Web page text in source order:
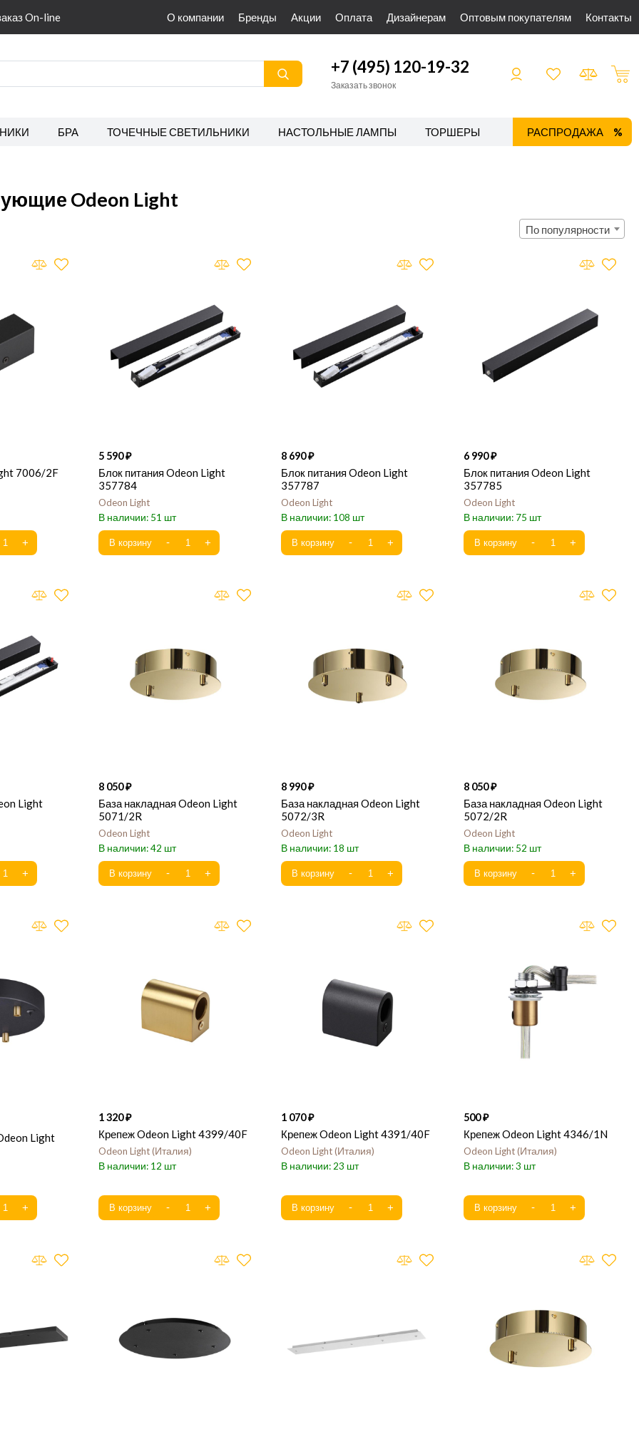
On-line О компании Бренды Акции Оплата Дизайнерам Оптовым покупателям Контакты
+7 (495) 120-19-32
Заказать звонок
БРА ТОЧЕЧНЫЕ СВЕТИЛЬНИКИ НАСТОЛЬНЫЕ ЛАМПЫ ТОРШЕРЫ ТРЕКОВЫЕ СИСТЕМЫ
РАСПРОДАЖА
Odeon Light
По популярности
7006/2F
5 590
Блок питания Odeon Light
357784
Odeon Light
51
8 690
Блок питания Odeon Light
357787
Odeon Light
108
6 990
Блок питания Odeon Light
357785
Odeon Light
75
Light
8 050
База накладная Odeon Light
5071/2R
Odeon Light
42
8 990
База накладная Odeon Light
5072/3R
Odeon Light
18
8 050
База накладная Odeon Light
5072/2R
Odeon Light
52
Light
1 320
Крепеж Odeon Light 4399/40F
Odeon Light Италия
12
1 070
Крепеж Odeon Light 4391/40F
Odeon Light Италия
23
500
Крепеж Odeon Light 4346/1N
Odeon Light Италия
3